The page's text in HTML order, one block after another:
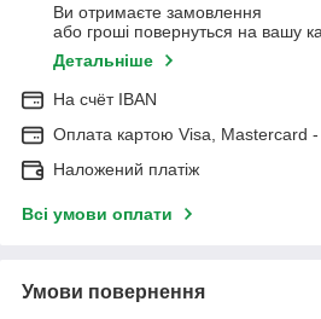
Ви отримаєте замовлення
або гроші повернуться на вашу
Детальніше
На cчёт IBAN
Оплата картою Visa, Mastercard
Наложений платіж
Всі умови оплати
Умови повернення